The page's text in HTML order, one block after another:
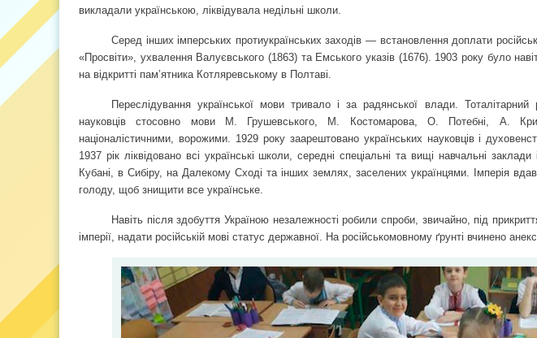
викладали українською, ліквідувала недільні школи.
Серед інших імперських протиукраїнських заходів — встановлення доплати
«Просвіти», ухвалення Валуєвського (1863) та Емського указів (1676). 1903 року було
на відкритті пам’ятника Котляревському в Полтаві.
Переслідування української мови тривало і за радянської влади.
науковців стосовно мови М. Грушевського, М. Костомарова, О. Потебні, А.
націоналістичними, ворожими. 1929 року заарештовано українських науковців і
1937 рік ліквідовано всі українські школи, середні спеціальні та вищі навчальні
Кубані, в Сибіру, на Далекому Сході та інших землях, заселених українцями. Імперія
голоду, щоб знищити все українське.
Навіть після здобуття Україною незалежності робили спроби, звичайно, під
імперії, надати російській мові статус державної. На російськомовному ґрунті вчинено